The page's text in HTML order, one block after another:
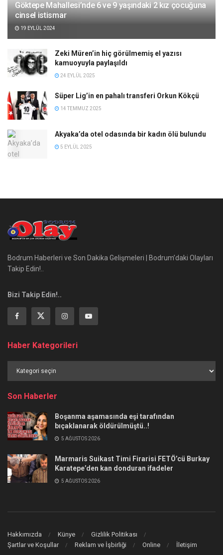
Göktepe Mahallesi’nde 6 ve 9 yaşındaki 2 kız çocuğuna
cinsel istismar
19 EYLÜL 2024
Zeki Müren’in hiç görülmemiş el yazısı
kamuoyuyla paylaşıldı
24 EYLÜL 2025
Süper Lig’in en pahalı transferi Orkun Kökçü
14 TEMMUZ 2025
Akyaka’da otel odasında bir kadın ölü bulundu
5 EYLÜL 2025
Bodrum Haberleri ve Son Dakika Gelişmeleri | Bodrum’daki Olayları
Takip Edin!..
Bizi Takip Edin!..
Haber Kategorileri
Kategorileri
Son Haberler
Boşanma aşamasında eşi tarafından
bıçaklanarak öldürülmüştü..!
5 AĞUSTOS 2026
Marmaris Suikast Timi Firarisi FETÖ’cü Burkay
Karatepe’den kan donduran ifadeler
5 AĞUSTOS 2026
Hakkımızda Künye
Gizlilik Politikası
Şartlar ve Koşullar
Reklam ve İşbirliği Online İletişim